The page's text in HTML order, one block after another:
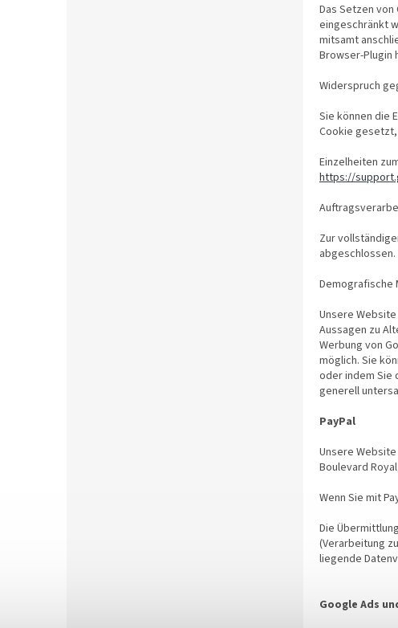
Das Setzen
eingeschränkt
mitsamt
Browser-Plugin
Widerspruch
Sie können die
Cookie
Einzelheiten
https://
Zur
abgeschlossen.
Demografische
Unsere
Aussagen zu
Werbung von
möglich. Sie
oder indem Sie
generell
PayPal
Unsere Website
Boulevard
Wenn Sie mit
Die
(Verarbeitung
liegende
Google Ads